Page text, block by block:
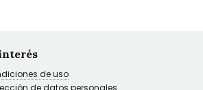
de uso
de datos personales